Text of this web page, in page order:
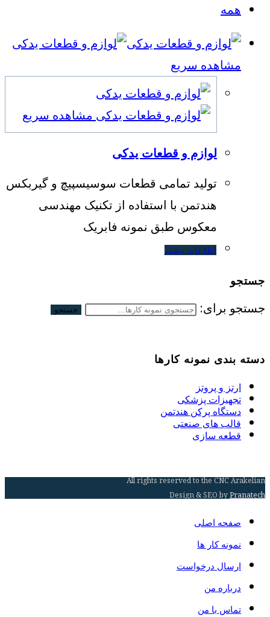
همه
مشاهده سریع
مشاهده سریع
لوازم و قطعات یدکی
تولید تمامی قطعات سوسیسپیچ و گیربکس
هندتمن با استفاده از تکنیک مهندسی
معکوس طبق نمونه فابریک
اطلاعات بیشتر
جستجو
جستجو برای: جستجو
دسته بندی نمونه کارها
ارتز و پروتز
تجهیزات پزشکی
دستگاه پرکن هندتمن
قالب های صنعتی
قطعه سازی
All rights reserved to the CNC Arakelian
Design & SEO byPranatech
صفحه اصلی
نمونه کار ها
ارسال درخواست
درباره من
تماس با من